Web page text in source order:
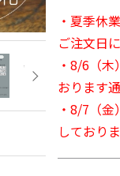
・夏季休
ご注文日
・8/6（
おります
・8/7（
しており